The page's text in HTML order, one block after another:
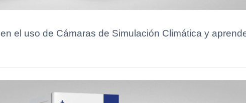
el uso de Cámaras de Simulación Climática y